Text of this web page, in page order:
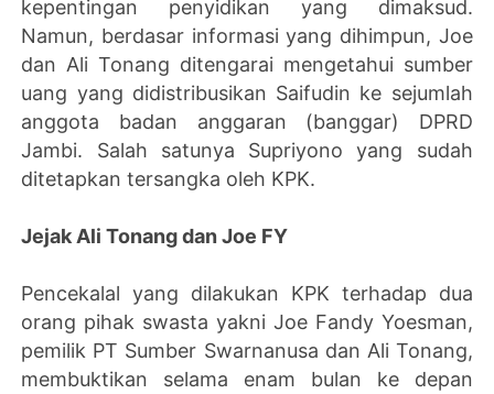
kepentingan penyidikan yang dimaksud.
Namun, berdasar informasi yang dihimpun, Joe
dan Ali Tonang ditengarai mengetahui sumber
uang yang didistribusikan Saifudin ke sejumlah
anggota badan anggaran (banggar) DPRD
Jambi. Salah satunya Supriyono yang sudah
ditetapkan tersangka oleh KPK.
Jejak Ali Tonang dan Joe FY
Pencekalal yang dilakukan KPK terhadap dua
orang pihak swasta yakni Joe Fandy Yoesman,
pemilik PT Sumber Swarnanusa dan Ali Tonang,
membuktikan selama enam bulan ke depan